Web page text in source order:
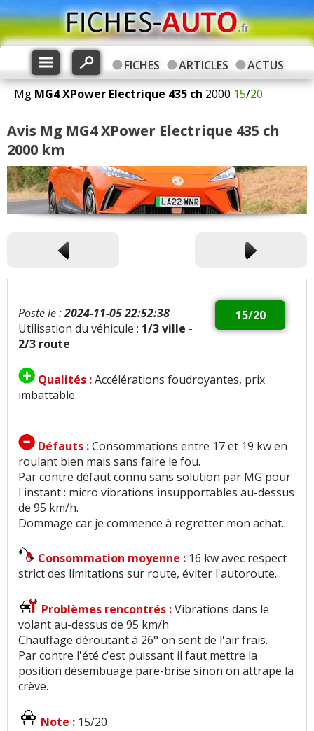
FICHES ARTICLES
ACTUS
Mg MG4XPower Electrique 435 ch 2000 15/20
Avis Mg MG4 XPower Electrique 435 ch
2000 km
15/20
Posté le :2024-11-05 22:52:38
Utilisation du véhicule : 1/3 ville -
2/3 route
Qualités :Accélérations foudroyantes, prix
imbattable.
Défauts :Consommations entre 17 et 19 kw en
roulant bien mais sans faire le fou.
Par contre défaut connu sans solution par MG pour
l'instant : micro vibrations insupportables au-dessus
de 95 km/h.
Dommage car je commence à regretter mon achat...
Consommation moyenne : 16 kw avec respect
strict des limitations sur route, éviter l'autoroute...
Problèmes rencontrés :Vibrations dans le
volant au-dessus de 95 km/h
Chauffage déroutant à 26° on sent de l'air frais.
Par contre l'été c'est puissant il faut mettre la
position désembuage pare-brise sinon on attrape la
crève.
Note : 15/20